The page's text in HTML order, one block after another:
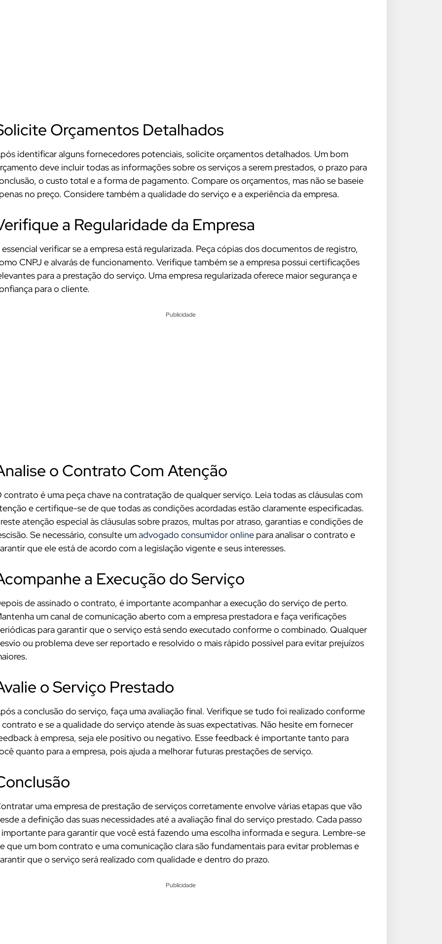
Orçamentos Detalhados
identificar alguns fornecedores potenciais, solicite orçamentos detalhados. Um bom
deve incluir todas as informações sobre os serviços a serem prestados, o prazo para
o custo total e a forma de pagamento. Compare os orçamentos, mas não se baseie
no preço. Considere também a qualidade do serviço e a experiência da empresa.
a Regularidade da Empresa
essencial verificar se a empresa está regularizada. Peça cópias dos documentos de registro,
CNPJ e alvarás de funcionamento. Verifique também se a empresa possui certificações
para a prestação do serviço. Uma empresa regularizada oferece maior segurança e
para o cliente.
Publicidade
o Contrato Com Atenção
contrato é uma peça chave na contratação de qualquer serviço. Leia todas as cláusulas com
e certifique-se de que todas as condições acordadas estão claramente especificadas.
atenção especial às cláusulas sobre prazos, multas por atraso, garantias e condições de
Se necessário, consulte umadvogado consumidor online para analisar o contrato e
que ele está de acordo com a legislação vigente e seus interesses.
a Execução do Serviço
de assinado o contrato, é importante acompanhar a execução do serviço de perto.
um canal de comunicação aberto com a empresa prestadora e faça verificações
para garantir que o serviço está sendo executado conforme o combinado. Qualquer
ou problema deve ser reportado e resolvido o mais rápido possível para evitar prejuízos
o Serviço Prestado
a conclusão do serviço, faça uma avaliação final. Verifique se tudo foi realizado conforme
e se a qualidade do serviço atende às suas expectativas. Não hesite em fornecer
à empresa, seja ele positivo ou negativo. Esse feedback é importante tanto para
quanto para a empresa, pois ajuda a melhorar futuras prestações de serviço.
uma empresa de prestação de serviços corretamente envolve várias etapas que vão
a definição das suas necessidades até a avaliação final do serviço prestado. Cada passo
para garantir que você está fazendo uma escolha informada e segura. Lembre-se
que um bom contrato e uma comunicação clara são fundamentais para evitar problemas e
que o serviço será realizado com qualidade e dentro do prazo.
Publicidade